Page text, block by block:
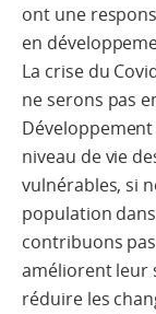
ont une
en
La crise du
ne serons pas
niveau de vie
vulnérables, si
population
contribuons
améliorent leur
réduire les